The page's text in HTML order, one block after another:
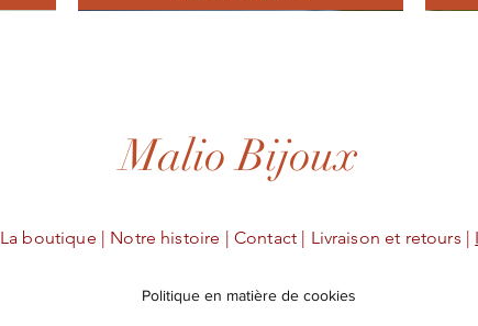
Malio Bijoux
La boutique | Notre histoire | Contact | Livraison et retours |
Politique en matière de cookies